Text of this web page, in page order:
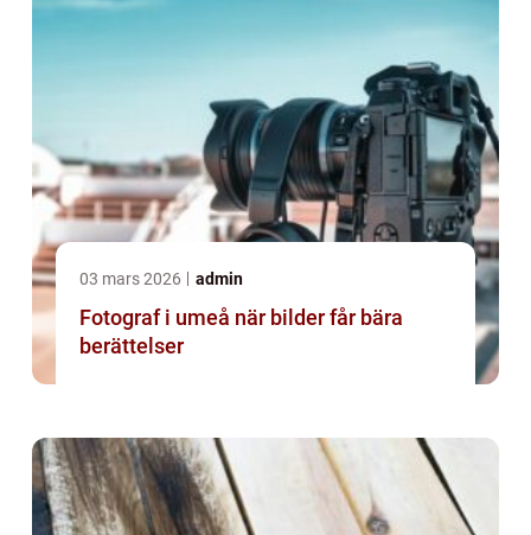
03 mars 2026 admin
Fotograf i umeå när bilder får bära
berättelser